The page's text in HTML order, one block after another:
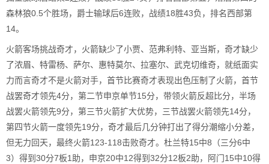
森林狼0.5个胜场，爵士输球后6连败，战绩18胜43负，排名西部第
14。
火箭客场挑战奇才，火箭缺少了小贾、范弗利特、亚当斯，奇才缺少
了浓眉、特雷杨、萨尔、惠特莫尔、拉塞尔、武克切维奇，就纸面实
力而言奇才不是火箭对手，首节比赛奇才表现出色压制了火箭，首节
战罢奇才领先4分，第二节申京单节15分，带领火箭反超比分，半场
战罢火箭领先9分，第三节火箭扩大优势，三节战罢火箭领先14分，
第四节火箭一度领先19分，奇才最后几分钟打出了得分潮缩小分差，
但无力回天，最终火箭123-118击败奇才。杜兰特15中8（三分6中
3）得到30分7板1助，申京20中12得到32分12板2助，阿门15中10得